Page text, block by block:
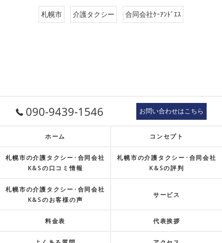
札幌市 介護タクシー 合同会社ｹｰｱﾝﾄﾞｴｽ
090-9439-1546 お問い合わせはこちら
ホーム コンセプト
札幌市の介護タクシー･合同会社
K&Sの口コミ情報
札幌市の介護タクシー･合同会社
K&Sの評判
札幌市の介護タクシー･合同会社
K&Sのお客様の声
サービス
料金表 代表挨拶